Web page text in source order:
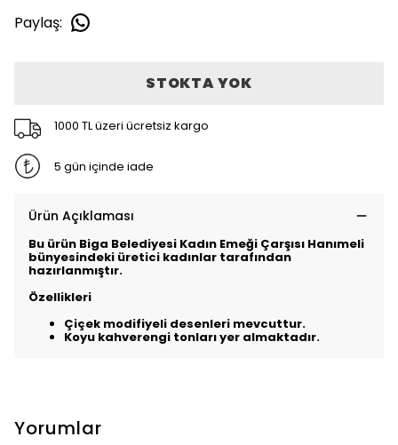
Paylaş:
STOKTA YOK
1000 TL üzeri ücretsiz kargo
5 gün içinde iade
Ürün Açıklaması
Bu ürün Biga Belediyesi Kadın Emeği Çarşısı Hanımeli
bünyesindeki üretici kadınlar tarafından
hazırlanmıştır.
Özellikleri
Çiçek modifiyeli desenleri mevcuttur.
Koyu kahverengi tonları yer almaktadır.
Yorumlar